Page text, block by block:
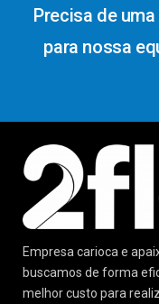
Precisa de
para nossa
Empresa carioca e
buscamos de forma
melhor custo para